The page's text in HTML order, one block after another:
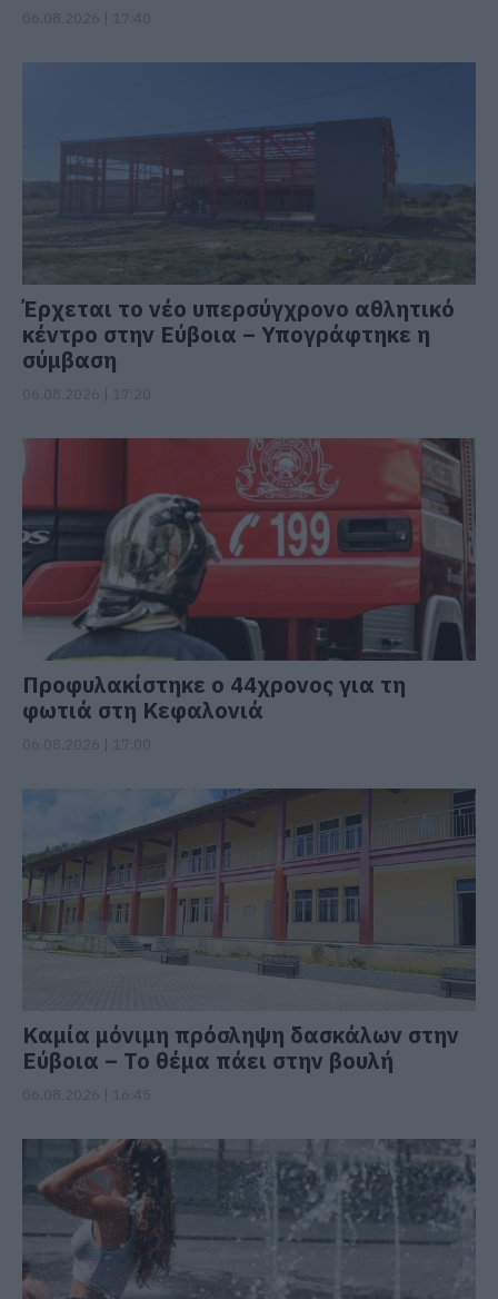
Έρχεται το νέο υπερσύγχρονο αθλητικό
κέντρο στην Εύβοια – Υπογράφτηκε η
σύμβαση
Προφυλακίστηκε ο 44χρονος για τη
φωτιά στη Κεφαλονιά
Καμία μόνιμη πρόσληψη δασκάλων στην
Εύβοια – Το θέμα πάει στην βουλή